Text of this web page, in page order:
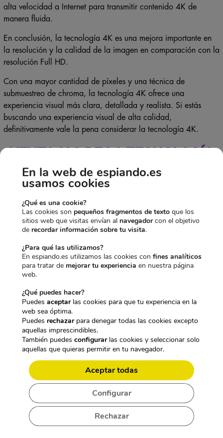
alta velocidad a Internet para transmitir contenido 4K de
manera fluida.
En conclusión, la tecnología 4K es una mejora importante en
la resolución y la calidad de la imagen en comparación con la
resolución Full HD.
Con una mayor cantidad de píxeles y una técnica de
submuestreo de chroma, la tecnología 4K ofrece una
experiencia visual más clara, detallada y realista. Si estás
buscando una experiencia visual de alta calidad,
definitivamente vale la pena considerar la tecnología 4K.
VENTAJAS DE LA TECNOLOGÍA
4K
Además de una resolución más alta, la tecnología 4K también
ofrece otras ventajas a los usuarios. Una de ellas es que,
debido a la naturaleza nítida y clara de la imagen, se puede
disfrutar de contenido en una pantalla mucho más grande sin
perder calidad.
En la web de espiando.es
usamos cookies
¿Qué es una cookie?
Las cookies son pequeños fragmentos de texto que los
sitios web que visitas envían al navegadorcon el objetivo
de recordar información sobre tu visita.
¿Para qué las utilizamos?
En espiando.es utilizamos las cookies con fines analíticos
para tratar de mejorar tu experiencia en nuestra página
web.
¿Qué puedes hacer?
Puedes aceptarlas cookies para que tu experiencia en la
web sea óptima.
Puedes rechazarpara denegar todas las cookies excepto
aquellas imprescindibles.
También puedes configurarlas cookies y seleccionar solo
aquellas que quieras permitir en tu navegador.
Aceptar todas
Rechazar
Configurar